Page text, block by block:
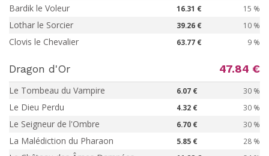
Bardik le Voleur 16.31 € 15 %
Lothar le Sorcier 39.26 € 10 %
Clovis le Chevalier 63.77 € 9 %
Dragon d'Or 47.84 €
Le Tombeau du Vampire 6.07 € 30 %
Le Dieu Perdu 4.32 € 30 %
Le Seigneur de l'Ombre 6.70 € 30 %
La Malédiction du Pharaon 5.85 € 28 %